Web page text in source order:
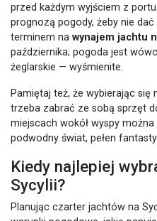
przed każdym wyjściem z
prognozą pogody, żeby nie
terminem na wynajem jachtu
października; pogoda jest
żeglarskie — wyśmienite.
Pamiętaj też, że wybierając się
trzeba zabrać ze sobą sprzęt
miejscach wokół wyspy
podwodny świat, pełen
Kiedy najlepiej
Sycylii?
Planując czarter jachtów na